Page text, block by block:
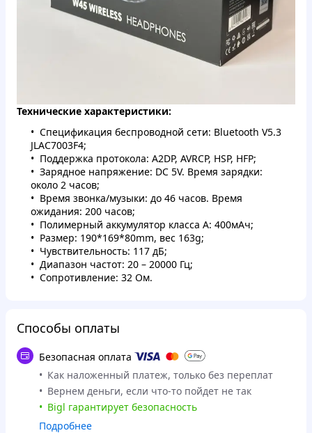
Технические характеристики:
Спецификация беспроводной сети: Bluetooth V5.3
JLAC7003F4;
Поддержка протокола: A2DP, AVRCP, HSP, HFP;
Зарядное напряжение: DC 5V. Время зарядки:
около 2 часов;
Время звонка/музыки: до 46 часов. Время
ожидания: 200 часов;
Полимерный аккумулятор класса А: 400мАч;
Размер: 190*169*80mm, вес 163g;
Чувствительность: 117 дБ;
Диапазон частот: 20 – 20000 Гц;
Сопротивление: 32 Ом.
Способы оплаты
Безопасная оплата
Как наложенный платеж, только без переплат
Вернем деньги, если что-то пойдет не так
Bigl гарантирует безопасность
Подробнее